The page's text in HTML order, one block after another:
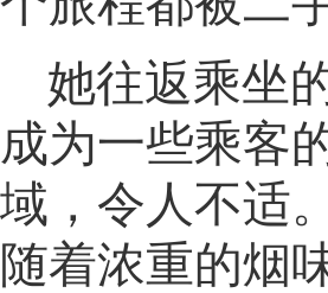
她往返乘坐
成为一些乘客
域，令人不适。
随着浓重的烟